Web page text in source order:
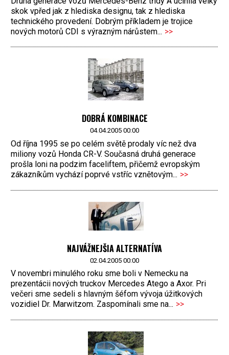
skok vpřed jak z hlediska designu, tak z hlediska
technického provedení. Dobrým příkladem je trojice
nových motorů CDI s výrazným nárůstem... >>
DOBRÁ KOMBINACE
04.04.2005 00:00
Od října 1995 se po celém světě prodaly víc než dva
miliony vozů Honda CR-V. Současná druhá generace
prošla loni na podzim faceliftem, přičemž evropským
zákazníkům vychází poprvé vstříc vznětovým... >>
NAJVÁŽNEJŠIA ALTERNATÍVA
02.04.2005 00:00
V novembri minulého roku sme boli v Nemecku na
prezentácii nových truckov Mercedes Atego a Axor. Pri
večeri sme sedeli s hlavným šéfom vývoja úžitkových
vozidiel Dr. Marwitzom. Zaspomínali sme na... >>